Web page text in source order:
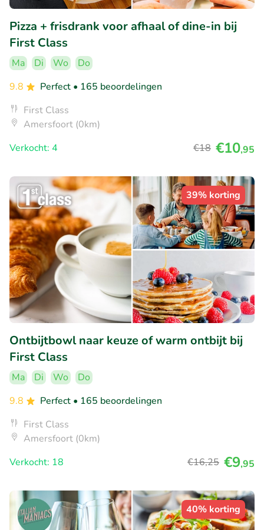
Pizza + frisdrank voor afhaal of dine-in bij
First Class
Ma Di Wo
Do
9.8
Perfect • 165 beoordelingen
First Class
Amersfoort (0km)
Verkocht: 4
€18 €10,95
39% korting
Ontbijtbowl naar keuze of warm ontbijt bij
First Class
Ma Di Wo
Do
9.8
Perfect • 165 beoordelingen
First Class
Amersfoort (0km)
Verkocht: 18
€16,25 €9,95
40% korting